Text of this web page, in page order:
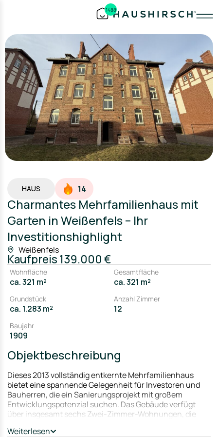
1488
HAUS 14
Charmantes Mehrfamilienhaus mit
Garten in Weißenfels – Ihr
Investitionshighlight
Weißenfels
Kaufpreis139.000 €
Wohnfläche
ca. 321 m²
Gesamtfläche
ca. 321 m²
Grundstück
ca. 1.283 m²
Anzahl Zimmer
12
Baujahr
1909
Objektbeschreibung
Dieses 2013 vollständig entkernte Mehrfamilienhaus
bietet eine spannende Gelegenheit für Investoren und
Bauherren, die ein Sanierungsprojekt mit großem
Entwicklungspotenzial suchen. Das Gebäude verfügt
über insgesamt sechs Zwei-Zimmer-Wohnungen, die
Weiterlesen